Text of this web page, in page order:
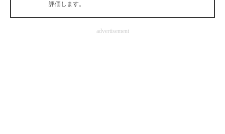
モノづくり技術者専門サイト
評価します。
advertisement